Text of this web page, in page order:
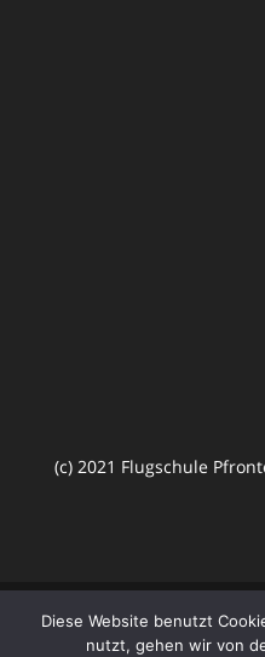
(c) 2021 Flugschule
Diese Website benutzt
nutzt, gehen wir von